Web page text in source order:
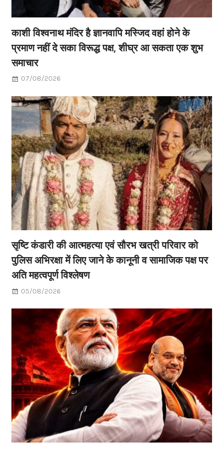
काशी विश्वनाथ मंदिर है ज्ञानवापि मस्जिद वहां होने के
प्रमाण नहीं दे सका विरूद्ध पक्ष, शीघ्र आ सकता एक शुभ
समाचार
07/08/2026
सृष्टि कंडारी की आत्महत्या एवं सौरभ खत्री परिवार को
पुलिस अभिरक्षा में लिए जाने के कानूनी व सामाजिक पक्ष पर
अति महत्वपूर्ण विश्लेषण
05/08/2026